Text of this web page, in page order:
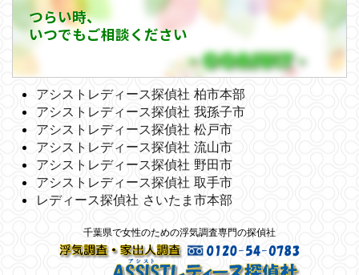
つらい時、
いつでもご相談ください
アシストレディース探偵社 柏市本部
アシストレディース探偵社 我孫子市
アシストレディース探偵社 松戸市
アシストレディース探偵社 流山市
アシストレディース探偵社 野田市
アシストレディース探偵社 取手市
レディース探偵社 さいたま市本部
千葉県で女性のための浮気調査専門の探偵社